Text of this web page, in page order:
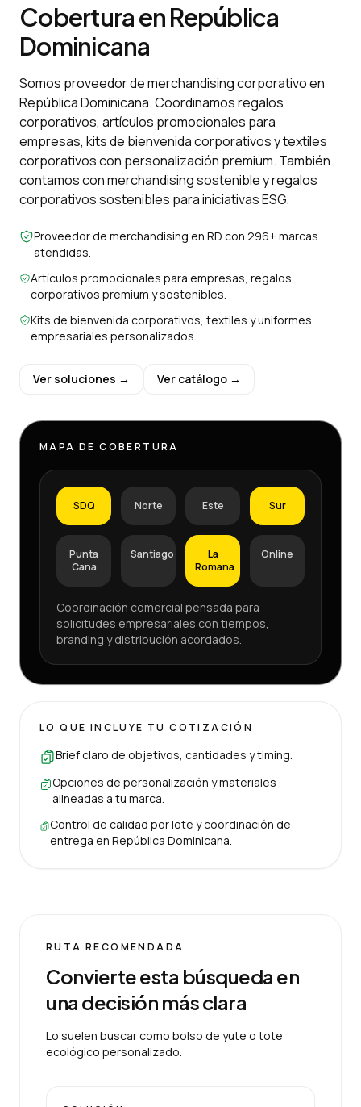
Cobertura en República
Dominicana
Somos proveedor de merchandising corporativo en
República Dominicana. Coordinamos regalos
corporativos, artículos promocionales para
empresas, kits de bienvenida corporativos y textiles
corporativos con personalización premium. También
contamos con merchandising sostenible y regalos
corporativos sostenibles para iniciativas ESG.
Proveedor de merchandising en RD con 296+ marcas
atendidas.
Artículos promocionales para empresas, regalos
corporativos premium y sostenibles.
Kits de bienvenida corporativos, textiles y uniformes
empresariales personalizados.
Ver soluciones → Ver catálogo →
MAPA DE COBERTURA
SDQ Norte Este Sur
Punta
Cana
Santiago
La
Romana
Online
Coordinación comercial pensada para
solicitudes empresariales con tiempos,
branding y distribución acordados.
LO QUE INCLUYE TU COTIZACIÓN
Brief claro de objetivos, cantidades y timing.
Opciones de personalización y materiales
alineadas a tu marca.
Control de calidad por lote y coordinación de
entrega en República Dominicana.
RUTA RECOMENDADA
Convierte esta búsqueda en
una decisión más clara
Lo suelen buscar como bolso de yute o tote
ecológico personalizado.